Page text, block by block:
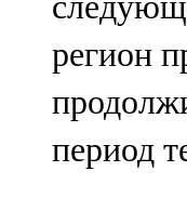
Чистай
103,0 FM
Чүпрәле
91,0 FM
регион
период